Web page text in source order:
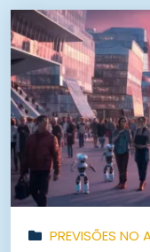
PREVISÕES NO